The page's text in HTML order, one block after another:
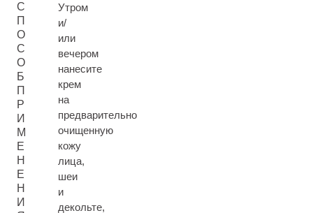
С
П
О
С
О
Б
П
Р
И
М
Е
Н
Е
Н
И
Утром
и/
или
вечером
нанесите
крем
на
предварительно
очищенную
кожу
лица,
шеи
и
декольте,